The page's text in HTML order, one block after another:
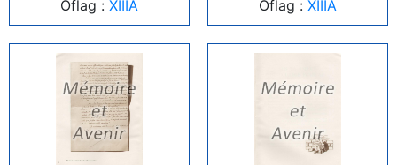
Oflag : XIIIA Oflag : XIIIA